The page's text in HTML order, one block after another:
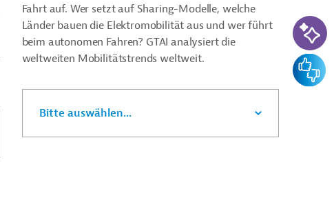
Fahrt auf. Wer setzt auf Sharing-Modelle, welche
Länder bauen die Elektromobilität aus und wer führt
beim autonomen Fahren? GTAI analysiert die
weltweiten Mobilitätstrends weltweit.
Bitte auswählen...
KI-